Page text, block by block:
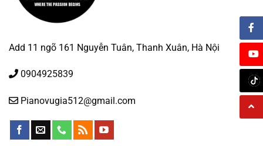
Add 11 ngõ 161 Nguyễn Tuân, Thanh Xuân, Hà Nội
0904925839
Pianovugia512@gmail.com